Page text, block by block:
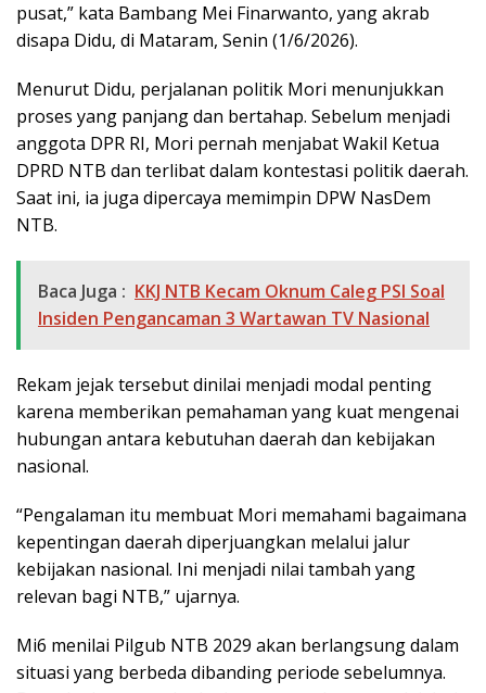
pusat,” kata Bambang Mei Finarwanto, yang akrab
disapa Didu, di Mataram, Senin (1/6/2026).
Menurut Didu, perjalanan politik Mori menunjukkan
proses yang panjang dan bertahap. Sebelum menjadi
anggota DPR RI, Mori pernah menjabat Wakil Ketua
DPRD NTB dan terlibat dalam kontestasi politik daerah.
Saat ini, ia juga dipercaya memimpin DPW NasDem
NTB.
Baca Juga : KKJ NTB Kecam Oknum Caleg PSI Soal
Insiden Pengancaman 3 Wartawan TV Nasional
Rekam jejak tersebut dinilai menjadi modal penting
karena memberikan pemahaman yang kuat mengenai
hubungan antara kebutuhan daerah dan kebijakan
nasional.
“Pengalaman itu membuat Mori memahami bagaimana
kepentingan daerah diperjuangkan melalui jalur
kebijakan nasional. Ini menjadi nilai tambah yang
relevan bagi NTB,” ujarnya.
Mi6 menilai Pilgub NTB 2029 akan berlangsung dalam
situasi yang berbeda dibanding periode sebelumnya.